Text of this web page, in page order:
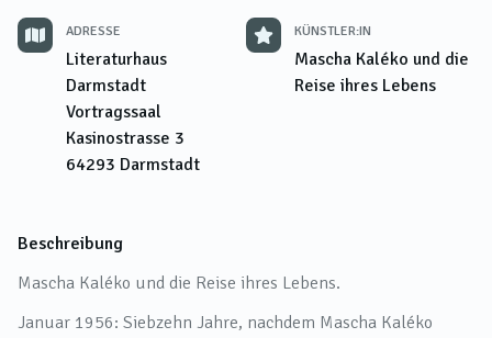
ADRESSE
Literaturhaus
Darmstadt
Vortragssaal
Kasinostrasse 3
64293 Darmstadt
KÜNSTLER:IN
Mascha Kaléko und die
Reise ihres Lebens
Beschreibung
Mascha Kaléko und die Reise ihres Lebens.
Januar 1956: Siebzehn Jahre, nachdem Mascha Kaléko